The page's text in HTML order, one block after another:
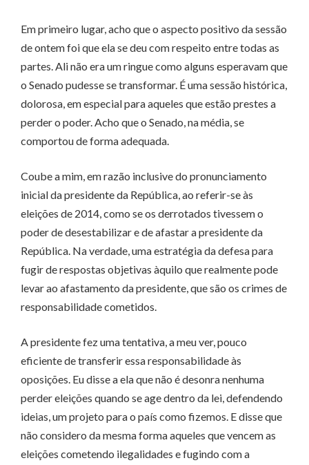
Em primeiro lugar, acho que o aspecto positivo da sessão
de ontem foi que ela se deu com respeito entre todas as
partes. Ali não era um ringue como alguns esperavam que
o Senado pudesse se transformar. É uma sessão histórica,
dolorosa, em especial para aqueles que estão prestes a
perder o poder. Acho que o Senado, na média, se
comportou de forma adequada.
Coube a mim, em razão inclusive do pronunciamento
inicial da presidente da República, ao referir-se às
eleições de 2014, como se os derrotados tivessem o
poder de desestabilizar e de afastar a presidente da
República. Na verdade, uma estratégia da defesa para
fugir de respostas objetivas àquilo que realmente pode
levar ao afastamento da presidente, que são os crimes de
responsabilidade cometidos.
A presidente fez uma tentativa, a meu ver, pouco
eficiente de transferir essa responsabilidade às
oposições. Eu disse a ela que não é desonra nenhuma
perder eleições quando se age dentro da lei, defendendo
ideias, um projeto para o país como fizemos. E disse que
não considero da mesma forma aqueles que vencem as
eleições cometendo ilegalidades e fugindo com a